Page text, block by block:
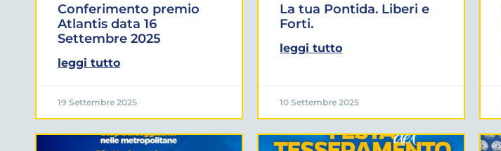
Conferimento premio
Atlantis data 16
Settembre 2025
leggi tutto
19 Settembre 2025
La tua Pontida. Liberi e
Forti.
leggi tutto
10 Settembre 2025